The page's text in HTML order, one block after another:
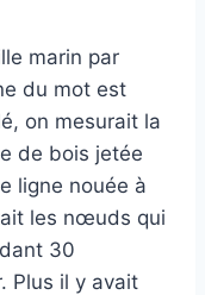
marin par
du mot est
on mesurait la
de bois jetée
ligne nouée à
les nœuds qui
30
Plus il y avait